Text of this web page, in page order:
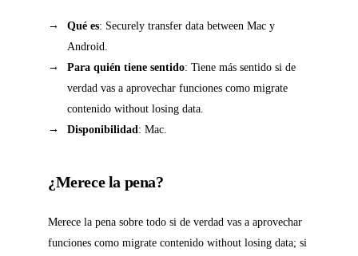
Qué es: Securely transfer data between Mac y
Android.
Para quién tiene sentido: Tiene más sentido si de
verdad vas a aprovechar funciones como migrate
contenido without losing data.
Disponibilidad: Mac.
¿Merece la pena?
Merece la pena sobre todo si de verdad vas a aprovechar
funciones como migrate contenido without losing data; si